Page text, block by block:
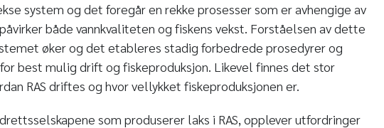
system og det foregår en rekke prosesser som er avhengige av
både vannkvaliteten og fiskens vekst. Forståelsen av dette
øker og det etableres stadig forbedrede prosedyrer og
best mulig drift og fiskeproduksjon. Likevel finnes det stor
RAS driftes og hvor vellykket fiskeproduksjonen er.
som produserer laks i RAS, opplever utfordringer